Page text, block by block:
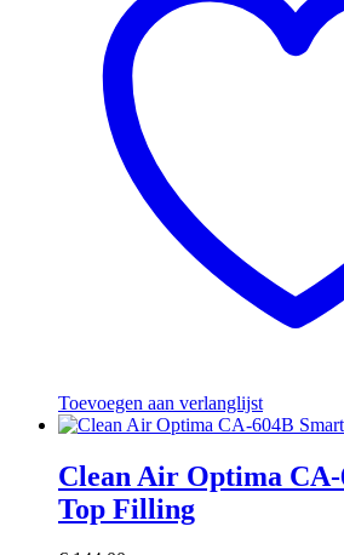
Toevoegen aan verlanglijst
Clean Air Optima
Top Filling